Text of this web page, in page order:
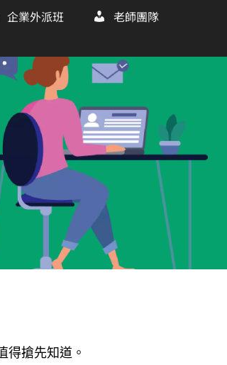
企業外派班 老師團隊
得搶先知道。